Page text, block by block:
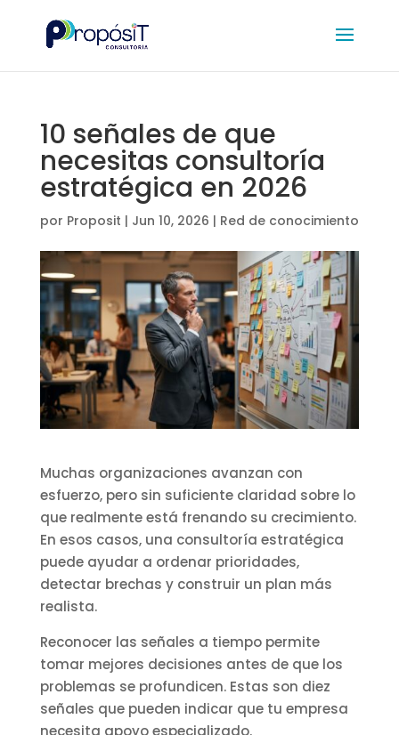
10 señales de que
necesitas consultoría
estratégica en 2026
por Proposit | Jun 10, 2026 | Red de conocimiento
Muchas organizaciones avanzan con
esfuerzo, pero sin suficiente claridad sobre lo
que realmente está frenando su crecimiento.
En esos casos, una consultoría estratégica
puede ayudar a ordenar prioridades,
detectar brechas y construir un plan más
realista.
Reconocer las señales a tiempo permite
tomar mejores decisiones antes de que los
problemas se profundicen. Estas son diez
señales que pueden indicar que tu empresa
necesita apoyo especializado.